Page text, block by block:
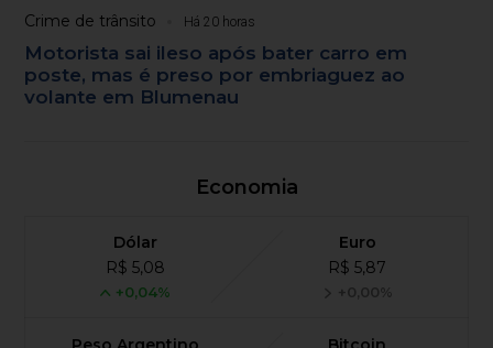
Crime de trânsito Há 20 horas
Motorista sai ileso após bater carro em
poste, mas é preso por embriaguez ao
volante em Blumenau
Economia
Dólar
R$ 5,08
+0,04%
Euro
R$ 5,87
+0,00%